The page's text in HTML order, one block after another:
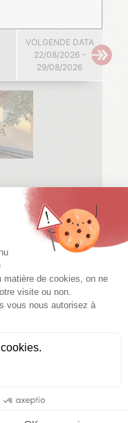
VOLGENDE DATA
22/08/2026 -
29/08/2026
29/08/2026
-20% SEMAINE